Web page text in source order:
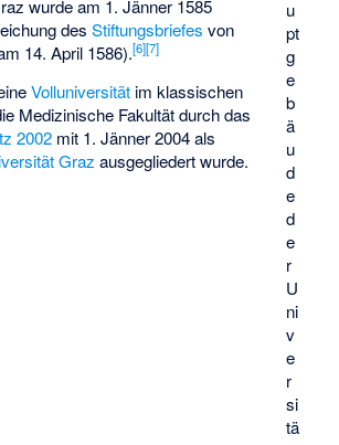
u
pt
g
e
b
ä
u
d
e
d
e
r
U
ni
v
e
r
si
tä
wurde am 1. Jänner 1585
desStiftungsbriefes von
14. April 1586).[6][7]
Volluniversität im klassischen
Medizinische Fakultät durch das
2002 mit 1. Jänner 2004 als
Graz ausgegliedert wurde.